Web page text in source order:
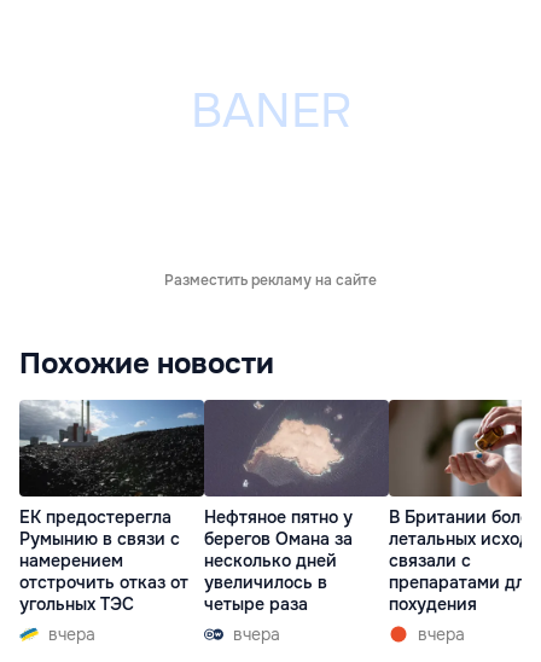
Разместить рекламу на сайте
Похожие новости
ЕК предостерегла
Румынию в связи с
намерением
отстрочить отказ от
угольных ТЭС
вчера
Нефтяное пятно у
берегов Омана за
несколько дней
увеличилось в
четыре раза
вчера
В Британии
летальных
связали с
препаратами для
похудения
вчера